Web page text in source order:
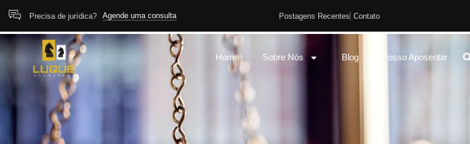
Precisa de jurídica? Agende uma consulta Postagens Recentes Contato
Home Sobre Nós Blog Posso Aposentar